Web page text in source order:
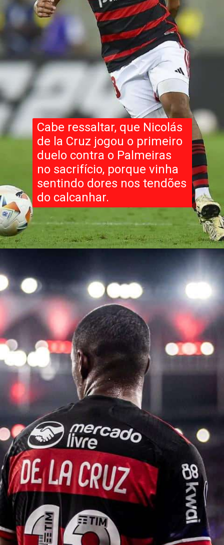
Cabe ressaltar, que Nicolás
de la Cruz jogou o primeiro
duelo contra o Palmeiras
no sacrifício, porque vinha
sentindo dores nos tendões
do calcanhar.